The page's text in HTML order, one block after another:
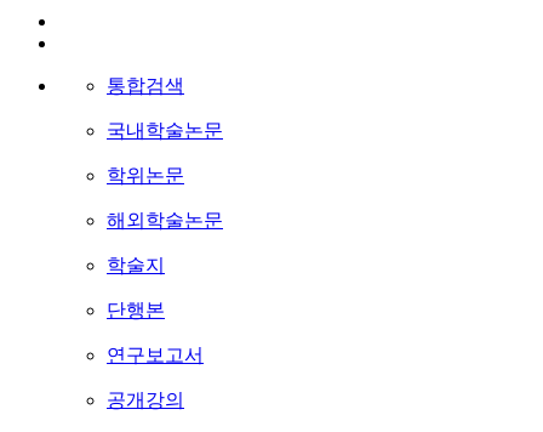
통합검색
국내학술논문
학위논문
해외학술논문
학술지
단행본
연구보고서
공개강의